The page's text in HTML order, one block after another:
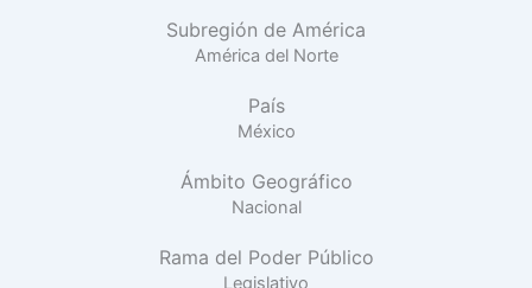
Subregión de América
América del Norte
País
México
Ámbito Geográfico
Nacional
Rama del Poder Público
Legislativo